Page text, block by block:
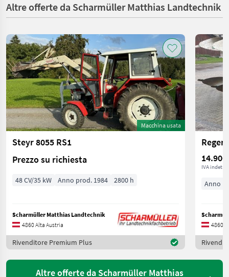
Altre offerte da Scharmüller Matthias Landtechnik
Macchina usata
Steyr 8055 RS1
Prezzo su richiesta
48 CV/35 kW Anno prod. 1984 2800 h
Scharmüller Matthias Landtechnik
4860 Alta Austria
Rivenditore Premium Plus
14.900
IVA
Anno
4860
Altre offerte da Scharmüller Matthias